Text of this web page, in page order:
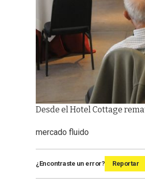
Desde el Hotel Cottage
mercado fluido
¿Encontraste un error? Reportar